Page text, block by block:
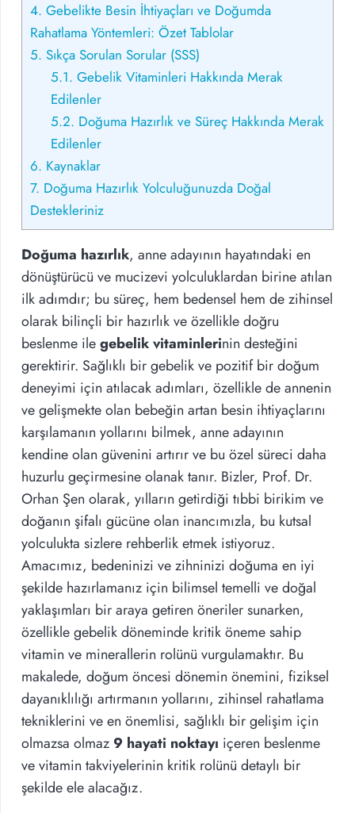
4. Gebelikte Besin İhtiyaçları ve Doğumda
Rahatlama Yöntemleri: Özet Tablolar
5. Sıkça Sorulan Sorular (SSS)
5.1. Gebelik Vitaminleri Hakkında Merak
Edilenler
5.2. Doğuma Hazırlık ve Süreç Hakkında Merak
Edilenler
6. Kaynaklar
7. Doğuma Hazırlık Yolculuğunuzda Doğal
Destekleriniz
Doğuma hazırlık, anne adayının hayatındaki en
dönüştürücü ve mucizevi yolculuklardan birine atılan
ilk adımdır; bu süreç, hem bedensel hem de zihinsel
olarak bilinçli bir hazırlık ve özellikle doğru
beslenme ilegebelik vitaminlerinin desteğini
gerektirir. Sağlıklı bir gebelik ve pozitif bir doğum
deneyimi için atılacak adımları, özellikle de annenin
ve gelişmekte olan bebeğin artan besin ihtiyaçlarını
karşılamanın yollarını bilmek, anne adayının
kendine olan güvenini artırır ve bu özel süreci daha
huzurlu geçirmesine olanak tanır. Bizler, Prof. Dr.
Orhan Şen olarak, yılların getirdiği tıbbi birikim ve
doğanın şifalı gücüne olan inancımızla, bu kutsal
yolculukta sizlere rehberlik etmek istiyoruz.
Amacımız, bedeninizi ve zihninizi doğuma en iyi
şekilde hazırlamanız için bilimsel temelli ve doğal
yaklaşımları bir araya getiren öneriler sunarken,
özellikle gebelik döneminde kritik öneme sahip
vitamin ve minerallerin rolünü vurgulamaktır. Bu
makalede, doğum öncesi dönemin önemini, fiziksel
dayanıklılığı artırmanın yollarını, zihinsel rahatlama
tekniklerini ve en önemlisi, sağlıklı bir gelişim için
olmazsa olmaz 9 hayati noktayı içeren beslenme
ve vitamin takviyelerinin kritik rolünü detaylı bir
şekilde ele alacağız.